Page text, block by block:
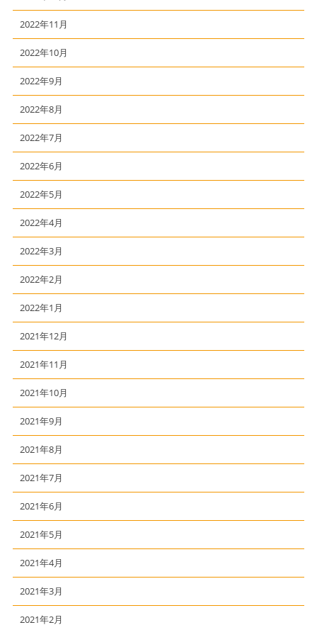
2022年11月
2022年10月
2022年9月
2022年8月
2022年7月
2022年6月
2022年5月
2022年4月
2022年3月
2022年2月
2022年1月
2021年12月
2021年11月
2021年10月
2021年9月
2021年8月
2021年7月
2021年6月
2021年5月
2021年4月
2021年3月
2021年2月